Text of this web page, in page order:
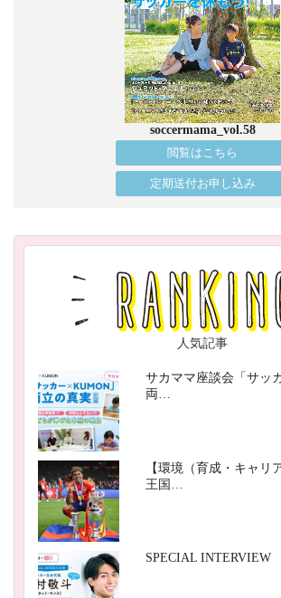
soccermama_vol.58
閲覧はこちら
定期送付お申し込み
人気記事
サカママ座談会「サッ
両…
【環境（育成・キャリ
王国…
SPECIAL